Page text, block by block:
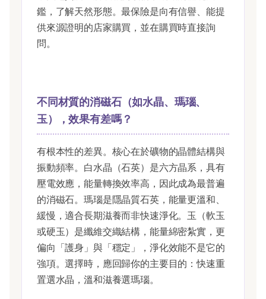
鑑，了解天然形態。最保險是向有信譽、能提
供來源證明的店家購買，並在購買時直接詢
問。
不同材質的消磁石（如水晶、瑪瑙、
玉），效果有差嗎？
有根本性的差異。核心在於礦物的晶體結構與
振動頻率。白水晶（石英）是六方晶系，具有
壓電效應，能量轉換效率高，因此成為最普遍
的消磁石。瑪瑙是隱晶質石英，能量更溫和、
緩慢，適合長期滋養而非快速淨化。玉（軟玉
或硬玉）是纖維交織結構，能量綿密紮實，更
偏向「護身」與「穩定」，淨化效能不是它的
強項。選擇時，應回歸你的主要目的：快速重
置選水晶，溫和滋養選瑪瑙。